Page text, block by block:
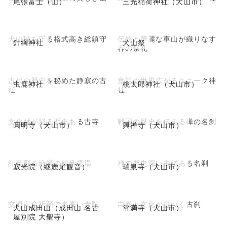
針綱神社
犬山城を守る格式高き総鎮守 犬山祭
伝統と華麗な車山が織りなす
春の祭礼
虫鹿神社
古代の歴史を秘めた静寂の古
社
桃太郎神社（犬山市）
童話の世界広がるユニーク神
社
圓明寺（犬山市）
文化財が彩る歴史ある古寺 興禅寺（犬山市）
戦国の歴史を伝える禅の名刹
寂光院（継鹿尾観音）
紅葉彩る絶景の観音霊場 瑞泉寺（犬山市）
禅の歴史深い由緒ある名刹
犬山成田山（成田山 名古
屋別院 大聖寺）
交通安全祈願で名高い寺院 常満寺（犬山市）
自然と文化が息づく古刹